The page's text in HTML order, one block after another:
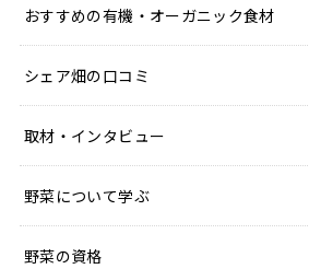
おすすめの有機・オーガニック食材
シェア畑の口コミ
取材・インタビュー
野菜について学ぶ
野菜の資格